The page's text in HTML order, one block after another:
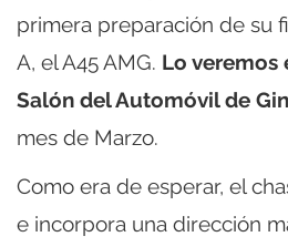
primera preparación de su
A, el A45 AMG. Lo veremos
Salón del Automóvil de
mes de Marzo.
Como era de esperar, el
e incorpora una dirección